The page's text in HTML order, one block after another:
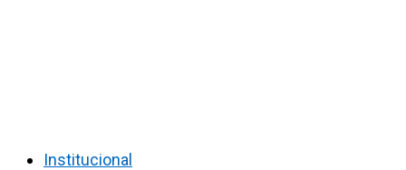
Institucional